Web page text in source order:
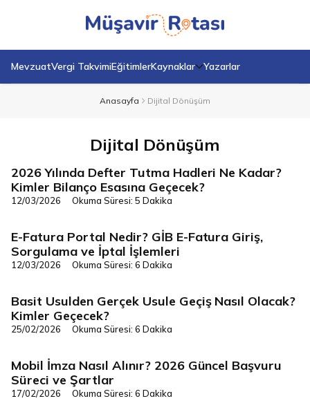
MevzuatVergi TakvimiEğitimlerKaynaklar Yazarlar
Anasayfa Dijital Dönüşüm
Dijital Dönüşüm
Dijital Dönüşüm
2026 Yılında Defter Tutma Hadleri Ne Kadar?
Kimler Bilanço Esasına Geçecek?
12/03/2026 Okuma Süresi: 5 Dakika
Dijital Dönüşüm
E-Fatura Portal Nedir? GİB E-Fatura Giriş,
Sorgulama ve İptal İşlemleri
12/03/2026 Okuma Süresi: 6 Dakika
Dijital Dönüşüm
Basit Usulden Gerçek Usule Geçiş Nasıl Olacak?
Kimler Geçecek?
25/02/2026 Okuma Süresi: 6 Dakika
Dijital Dönüşüm
Mobil İmza Nasıl Alınır? 2026 Güncel Başvuru
Süreci ve Şartlar
17/02/2026 Okuma Süresi: 6 Dakika